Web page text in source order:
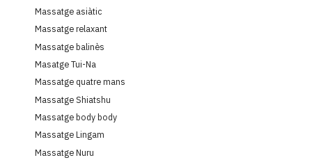
Massatge asiàtic
Massatge relaxant
Massatge balinès
Masatge Tui-Na
Massatge quatre mans
Massatge Shiatshu
Massatge body body
Massatge Lingam
Massatge Nuru